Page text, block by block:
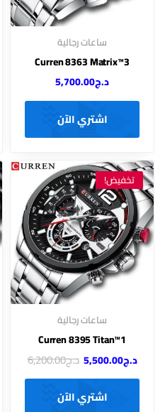
ساعات رجالية
Curren 8363 Matrix™3
د.ج5,700.00
اشتري الآن
تخفيض!
ساعات رجالية
Curren 8395 Titan™1
د.ج5,500.00 د.ج6,200.00
اشتري الآن